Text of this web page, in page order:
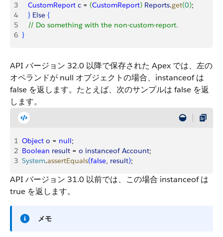
3
   CustomReport
c = (CustomReport) Reports.get(0);
4
} Else {
5
   // Do something with the non-custom-report.
6 }
API バージョン 32.0 以降で保存された Apex では、左の
オペランドが null オブジェクトの場合、 instanceofは
false を返します。たとえば、次のサンプルは false を返
します。
1 Object o = null;
2 Boolean result = o instanceof Account;
3 System.assertEquals(false, result);
API バージョン 31.0 以前では、この場合 instanceofは
true を返します。
メモ